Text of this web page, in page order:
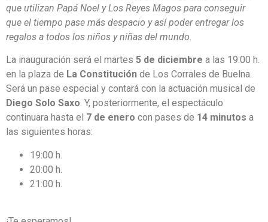
que utilizan Papá Noel y Los Reyes Magos para conseguir
que el tiempo pase más despacio y así poder entregar los
regalos a todos los niños y niñas del mundo.
La inauguración será el martes 5 de diciembre a las 19:00 h.
en la plaza de La Constitución de Los Corrales de Buelna.
Será un pase especial y contará con la actuación musical de
Diego Solo Saxo. Y, posteriormente, el espectáculo
continuara hasta el 7 de enero con pases de 14 minutos a
las siguientes horas:
19:00 h.
20:00 h.
21:00 h.